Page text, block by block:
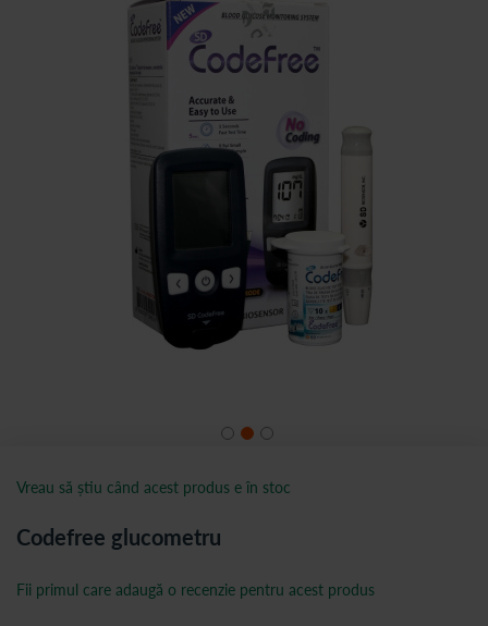
Codefree glucometru
Fii primul care adaugă o recenzie pentru acest produs
Vreau să știu când acest produs e în stoc